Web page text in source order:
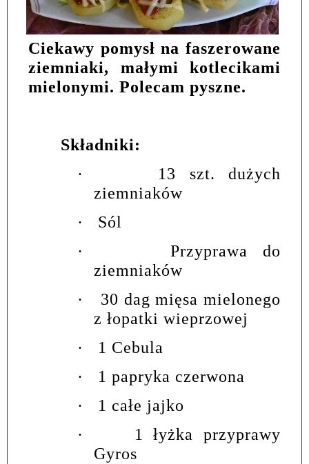
Ciekawy pomysł na faszerowane
ziemniaki, małymi kotlecikami
mielonymi. Polecam pyszne.
Składniki:
·
13 szt. dużych
ziemniaków
·
Sól
·
Przyprawa do
ziemniaków
·
30 dag mięsa mielonego
z łopatki wieprzowej
·
1 Cebula
·
1 papryka czerwona
·
1 całe jajko
·
1 łyżka przyprawy
Gyros